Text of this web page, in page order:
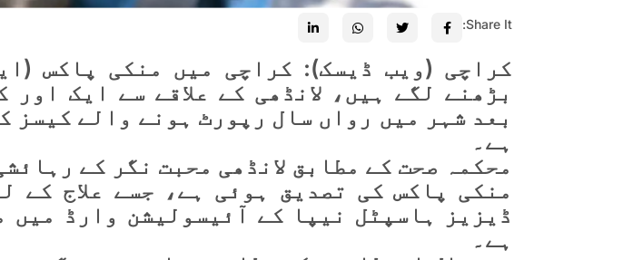
Share It:
کراچی (ویب ڈیسک): کراچی میں منکی پاکس
بڑھنے لگے ہیں، لانڈھی کے علاقے سے ایک
ہے۔
منکی پاکس کی تصدیق ہوئی ہے، جسے علاج کے
ڈیزیز ہاسپٹل نیپا کے آئیسولیشن وارڈ میں
ہے۔